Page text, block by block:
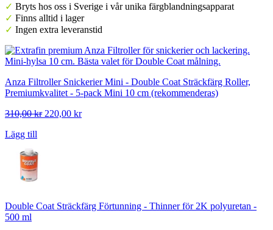
✓ Bryts hos oss i Sverige i vår unika färgblandningsapparat
✓ Finns alltid i lager
✓ Ingen extra leveranstid
Anza Filtroller Snickerier Mini - Double Coat Sträckfärg Roller,
Premiumkvalitet - 5-pack Mini 10 cm (rekommenderas)
310,00kr Det
220,00 krDet
Lägg till
Double Coat Sträckfärg Förtunning - Thinner för 2K polyuretan -
500 ml